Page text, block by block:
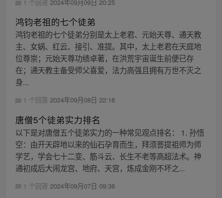
1 个回答 2024年09月09日 20:25
鸿钧老祖的七个徒弟
鸿钧老祖的七个徒弟分别是太上老君、元始天尊、通天教
主、女娲、红云、接引、准提。其中，太上老君在天庭地
位尊崇；元始天尊功绩卓著，在洪荒宇宙诞生前便已存
在；通天教主备受师父喜爱，法力高强且拥有万世不灭之
身...
1 个回答 2024年09月08日 22:16
唐僧5个徒弟实力排名
以下是对唐僧五个徒弟实力的一种常见观点排名： 1. 孙悟
空：由开天辟地以来的仙石孕育而生，拜须菩提祖师为师
学艺，学会七十二变、筋斗云、长生不老等高超法术。神
通初成后大闹龙宫、地府、天宫，炼成金刚不坏之...
1 个回答 2024年09月07日 09:36